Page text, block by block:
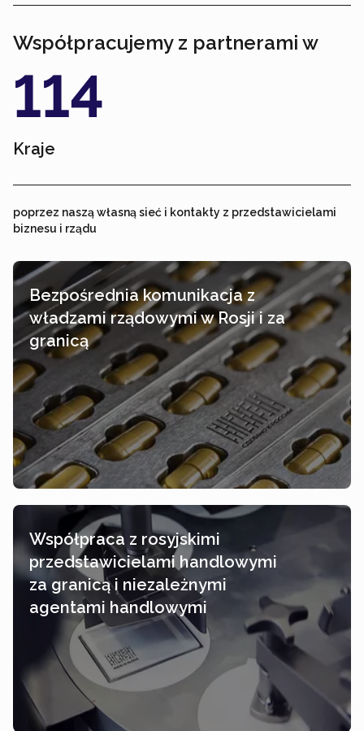
Współpracujemy z partnerami w
114
Kraje
poprzez naszą własną sieć i kontakty z przedstawicielami
biznesu i rządu
Bezpośrednia komunikacja z
władzami rządowymi w Rosji i za
granicą
Współpraca z rosyjskimi
przedstawicielami handlowymi
za granicą i niezależnymi
agentami handlowymi